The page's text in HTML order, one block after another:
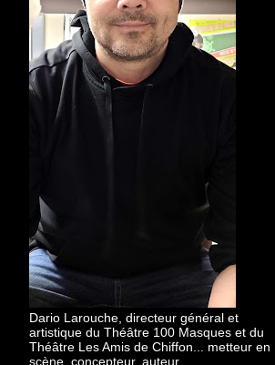
Dario Larouche, directeur général et
artistique du Théâtre 100 Masques et du
Théâtre Les Amis de Chiffon... metteur en
scène, concepteur, auteur...